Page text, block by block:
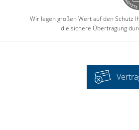
Wir legen großen Wert auf den Schutz
die sichere Übertragung